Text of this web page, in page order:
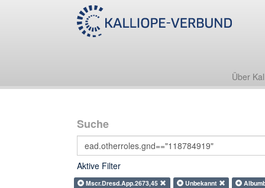
Über
Suche
Aktive Filter
Mscr.Dresd.App.2673,45 Unbekannt